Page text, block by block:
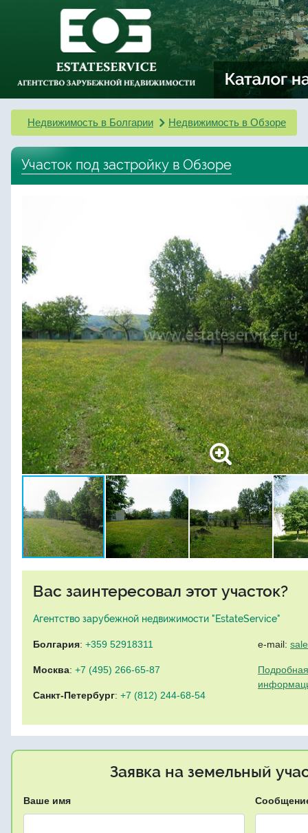
Недвижимость в Болгарии Недвижимость в Обзоре
Участок под застройку в Обзоре
Вас заинтересовал этот участок?
Агентство зарубежной недвижимости "EstateService"
Болгария: +359 52918311
Москва: +7 (495) 266-65-87
Санкт-Петербург: +7 (812) 244-68-54
e-mail:
Заявка на земельный
Ваше имя